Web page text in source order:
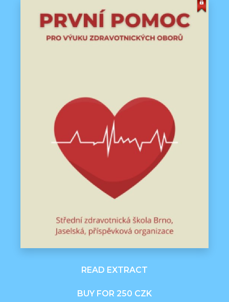
READ EXTRACT
BUY FOR 250 CZK